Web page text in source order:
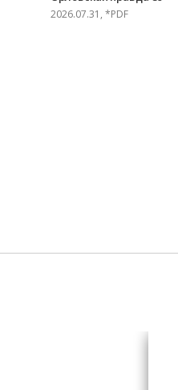
2026.07.31, *PDF